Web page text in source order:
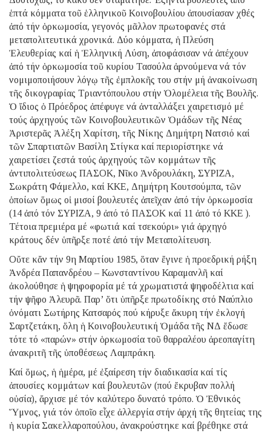
ἑπτά κόμματα τοῦ ἑλληνικοῦ Κοινοβουλίου ἀπουσίασαν χθές
ἀπό τήν ὁρκωμοσία, γεγονός μᾶλλον πρωτοφανές στά
μεταπολιτευτικά χρονικά. Δύο κόμματα, ἡ Πλεύση
Ἐλευθερίας καί ἡ Ἑλληνική Λύση, ἀποφάσισαν νά ἀπέχουν
ἀπό τήν ὁρκωμοσία τοῦ κυρίου Τασούλα ἀρνούμενα νά τόν
νομιμοποιήσουν λόγῳ τῆς ἐμπλοκῆς του στήν μή ἀνακοίνωση
τῆς δικογραφίας Τριαντόπουλου στήν Ὁλομέλεια τῆς Βουλῆς.
Ὁ ἴδιος ὁ Πρόεδρος ἀπέφυγε νά ἀνταλλάξει χαιρετισμό μέ
τούς ἀρχηγούς τῶν Κοινοβουλευτικῶν Ὁμάδων τῆς Νέας
Ἀριστερᾶς Ἀλέξη Χαρίτση, τῆς Νίκης Δημήτρη Νατσιό καί
τῶν Σπαρτιατῶν Βασίλη Στίγκα καί περιορίστηκε νά
χαιρετίσει ζεστά τούς ἀρχηγούς τῶν κομμάτων τῆς
ἀντιπολιτεύσεως ΠΑΣΟΚ, Νῖκο Ἀνδρουλάκη, ΣΥΡΙΖΑ,
Σωκράτη Φάμελλο, καί ΚΚΕ, Δημήτρη Κουτσούμπα, τῶν
ὁποίων ὅμως οἱ μισοί βουλευτές ἀπεῖχαν ἀπό τήν ὁρκωμοσία
(14 ἀπό τόν ΣΥΡΙΖΑ, 9 ἀπό τό ΠΑΣΟΚ καί 11 ἀπό τό ΚΚΕ ).
Τέτοια πρεμιέρα μέ «φωτιά καί τσεκούρι» γιά ἀρχηγό
κράτους δέν ὑπῆρξε ποτέ ἀπό τήν Μεταπολίτευση.
Οὔτε κἄν τήν 9η Μαρτίου 1985, ὅταν ἔγινε ἡ προεδρική ρήξη
Ἀνδρέα Παπανδρέου – Κωνσταντίνου Καραμανλῆ καί
ἀκολούθησε ἡ ψηφοφορία μέ τά χρωματιστά ψηφοδέλτια καί
τήν ψῆφο Ἀλευρᾶ. Παρ’ ὅτι ὑπῆρξε πρωτοδίκης στό Ναύπλιο
ὀνόματι Σωτήρης Κατσαρός πού κήρυξε ἄκυρη τήν ἐκλογή
Σαρτζετάκη, ὅλη ἡ Κοινοβουλευτική Ὁμάδα τῆς ΝΔ ἔδωσε
τότε τό «παρών» στήν ὁρκωμοσία τοῦ θαρραλέου ἀρεοπαγίτη
ἀνακριτῆ τῆς ὑποθέσεως Λαμπράκη.
Καί ὅμως, ἡ ἡμέρα, μέ ἐξαίρεση τήν διαδικασία καί τίς
ἀπουσίες κομμάτων καί βουλευτῶν (πού ἔκρυβαν πολλή
οὐσία), ἄρχισε μέ τόν καλύτερο δυνατό τρόπο. Ὁ Ἐθνικός
Ὕμνος, γιά τόν ὁποῖο εἶχε ἀλλεργία στήν ἀρχή τῆς θητείας της
ἡ κυρία Σακελλαροπούλου, ἀνακρούστηκε καί βρέθηκε στά